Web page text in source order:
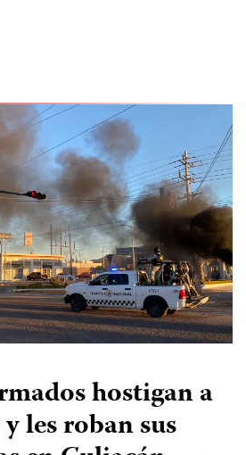
hostigan a
les roban sus